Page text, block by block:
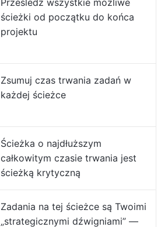
Prześledź wszystkie możliwe
ścieżki od początku do końca
projektu
Zsumuj czas trwania zadań w
każdej ścieżce
Ścieżka o najdłuższym
całkowitym czasie trwania jest
ścieżką krytyczną
Zadania na tej ścieżce są Twoimi
„strategicznymi dźwigniami” —